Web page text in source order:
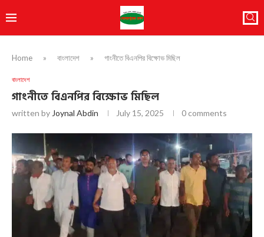
Home » বাংলাদেশ » গাংনীতে বিএনপির বিক্ষোভ মিছিল
বাংলাদেশ
গাংনীতে বিএনপির বিক্ষোভ মিছিল
written by Joynal Abdin July 15, 2025 0 comments